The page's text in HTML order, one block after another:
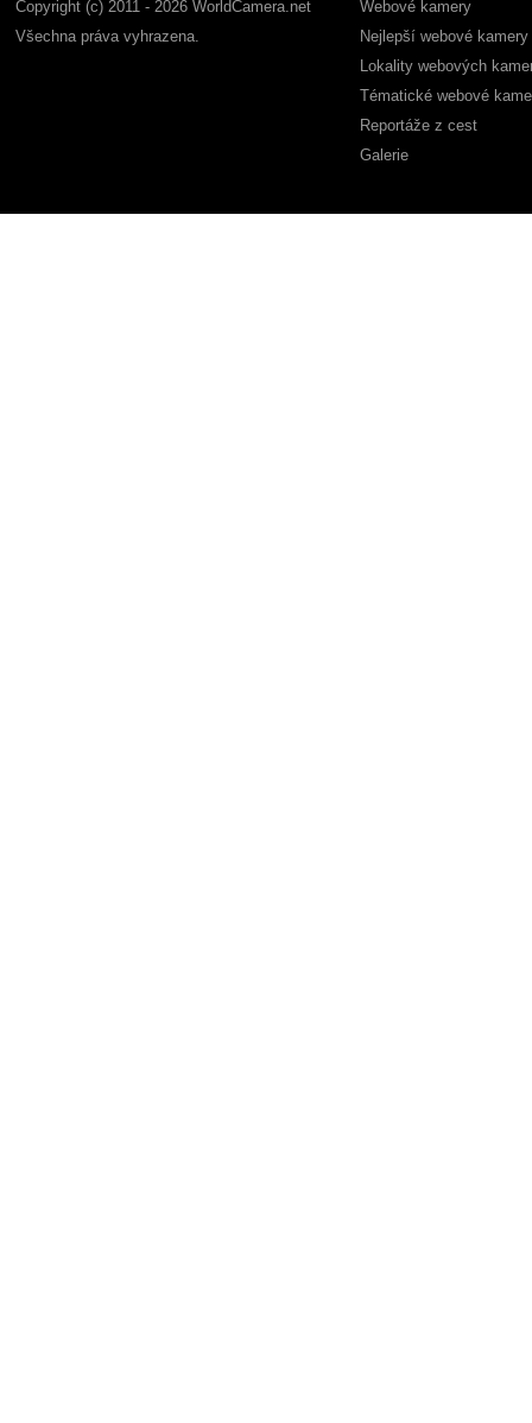
Copyright (c) 2011 - 2026 WorldCamera.net
Všechna práva vyhrazena.
Webové kamery
Nejlepší webové kamery
Lokality webových
Tématické webové
Reportáže z cest
Galerie